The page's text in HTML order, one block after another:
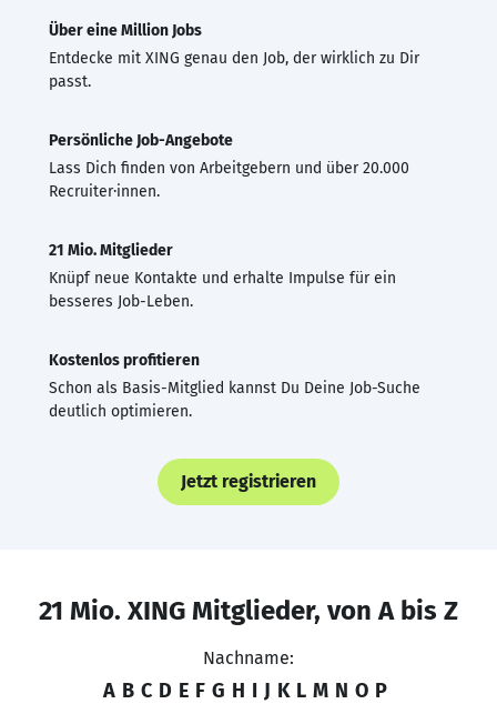
Über eine Million Jobs
Entdecke mit XING genau den Job, der wirklich zu Dir
passt.
Persönliche Job-Angebote
Lass Dich finden von Arbeitgebern und über 20.000
Recruiter·innen.
21 Mio. Mitglieder
Knüpf neue Kontakte und erhalte Impulse für ein
besseres Job-Leben.
Kostenlos profitieren
Schon als Basis-Mitglied kannst Du Deine Job-Suche
deutlich optimieren.
Jetzt registrieren
21 Mio. XING Mitglieder, von A bis Z
Nachname:
A B C D E F G H I J K L M N O P